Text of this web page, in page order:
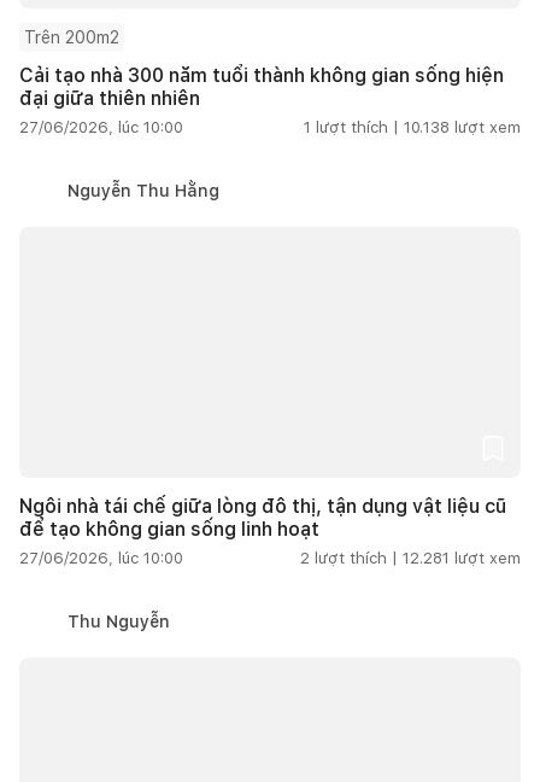
Trên 200m2
Cải tạo nhà 300 năm tuổi thành không gian sống hiện
đại giữa thiên nhiên
27/06/2026, lúc 10:00 1 lượt thích | 10.138 lượt xem
Nguyễn Thu Hằng
Ngôi nhà tái chế giữa lòng đô thị, tận dụng vật liệu cũ
để tạo không gian sống linh hoạt
27/06/2026, lúc 10:00 2 lượt thích | 12.281 lượt xem
Thu Nguyễn